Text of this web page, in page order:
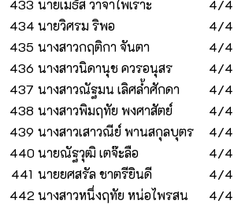
433 นายเมธัส วาจาไพเราะ 4/4
434 นายวิศรม ริพอ 4/4
435 นางสาวกฤติกา จันตา 4/4
436 นางสาวนิดานุช ควรอนุสร 4/4
437 นางสาวณัฐมน เลิศล้ำศักดา 4/4
438 นางสาวพิมฤทัย พงศาสัตย์ 4/4
439 นางสาวเสาวณีย์ พานสกุลบุตร 4/4
440 นายณัฐวุฒิ เตจ๊ะลือ 4/4
441 นายยศสรัล ชาตรียินดี 4/4
442 นางสาวหนึ่งฤทัย หน่อไพรสน 4/4